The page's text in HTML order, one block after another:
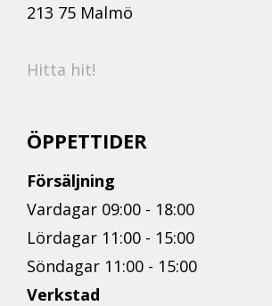
213 75 Malmö
Hitta hit!
ÖPPETTIDER
Försäljning
Vardagar 09:00 - 18:00
Lördagar 11:00 - 15:00
Söndagar 11:00 - 15:00
Verkstad